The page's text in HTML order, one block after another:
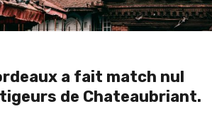
a fait match nul
de Chateaubriant.